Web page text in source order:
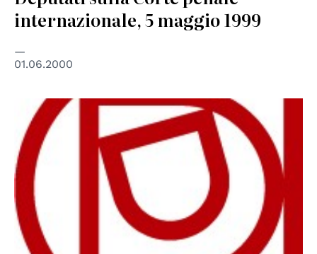
internazionale, 5 maggio 1999
01.06.2000